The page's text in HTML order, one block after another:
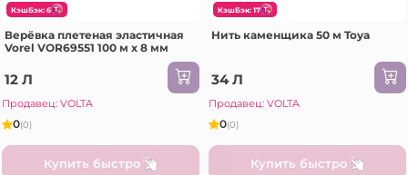
КэшБэк: 6
Верёвка плетеная эластичная
Vorel VOR69551 100 м x 8 мм
12 Л
Продавец: VOLTA
0(0)
Купить быстро
КэшБэк: 17
Нить каменщика 50 м Toya
34 Л
Продавец: VOLTA
0(0)
Купить быстро